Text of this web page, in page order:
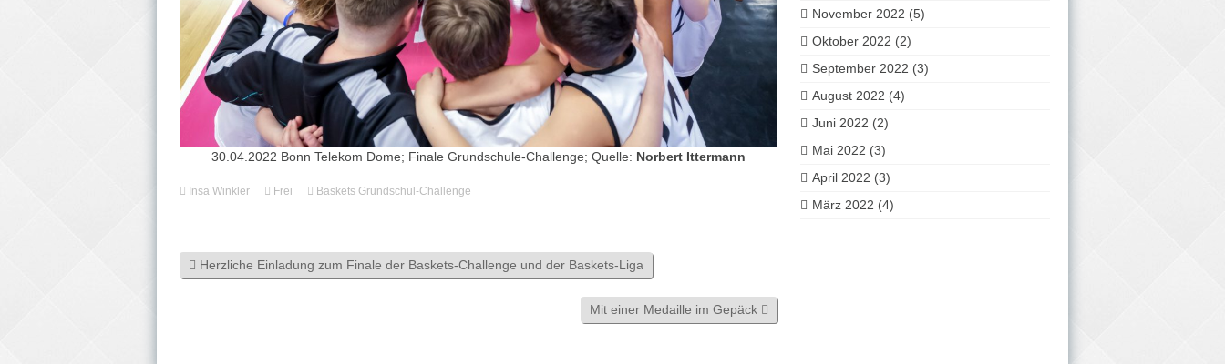
30.04.2022 Bonn Telekom Dome; Finale Grundschule-Challenge; Quelle: Norbert Ittermann
Insa Winkler Frei Baskets Grundschul-Challenge
Herzliche Einladung zum Finale der Baskets-Challenge und der Baskets-Liga
Mit einer Medaille im Gepäck
November 2022 (5)
Oktober 2022 (2)
September 2022 (3)
August 2022 (4)
Juni 2022 (2)
Mai 2022 (3)
April 2022 (3)
März 2022 (4)